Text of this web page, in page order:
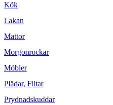
Kök
Lakan
Mattor
Morgonrockar
Möbler
Plädar, Filtar
Prydnadskuddar